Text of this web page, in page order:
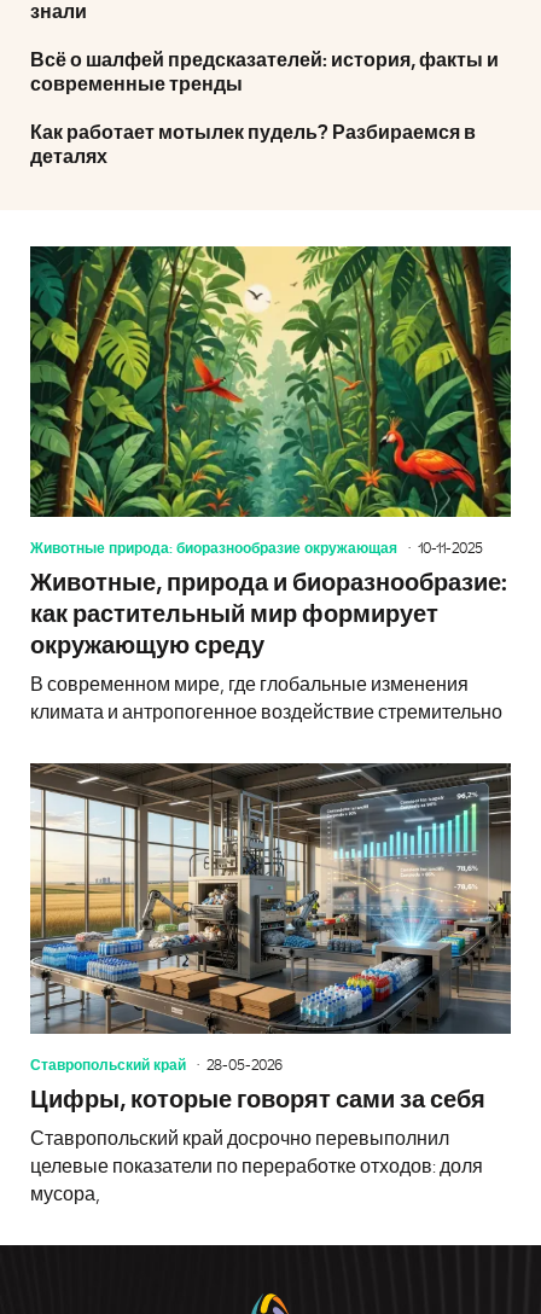
знали
Всё о шалфей предсказателей: история, факты и
современные тренды
Как работает мотылек пудель? Разбираемся в
деталях
Животные природа: биоразнообразие окружающая 10-11-2025
Животные, природа и биоразнообразие:
как растительный мир формирует
окружающую среду
В современном мире, где глобальные изменения
климата и антропогенное воздействие стремительно
Ставропольский край 28-05-2026
Цифры, которые говорят сами за себя
Ставропольский край досрочно перевыполнил
целевые показатели по переработке отходов: доля
мусора,